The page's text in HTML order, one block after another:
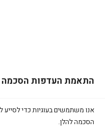
התאמת העדפות הסכמה
אנו משתמשים בעוגיות כדי לסייע
הסכמה להלן.